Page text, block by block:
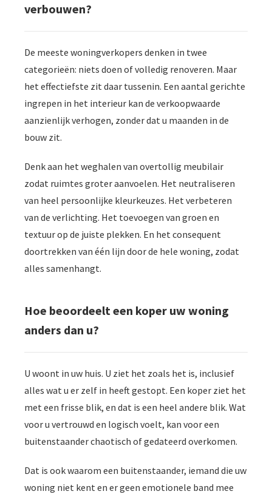
verbouwen?
De meeste woningverkopers denken in twee
categorieën: niets doen of volledig renoveren. Maar
het effectiefste zit daar tussenin. Een aantal gerichte
ingrepen in het interieur kan de verkoopwaarde
aanzienlijk verhogen, zonder dat u maanden in de
bouw zit.
Denk aan het weghalen van overtollig meubilair
zodat ruimtes groter aanvoelen. Het neutraliseren
van heel persoonlijke kleurkeuzes. Het verbeteren
van de verlichting. Het toevoegen van groen en
textuur op de juiste plekken. En het consequent
doortrekken van één lijn door de hele woning, zodat
alles samenhangt.
Hoe beoordeelt een koper uw woning
anders dan u?
U woont in uw huis. U ziet het zoals het is, inclusief
alles wat u er zelf in heeft gestopt. Een koper ziet het
met een frisse blik, en dat is een heel andere blik. Wat
voor u vertrouwd en logisch voelt, kan voor een
buitenstaander chaotisch of gedateerd overkomen.
Dat is ook waarom een buitenstaander, iemand die uw
woning niet kent en er geen emotionele band mee